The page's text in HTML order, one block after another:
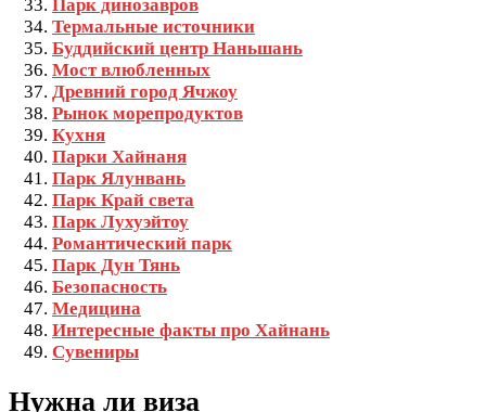
Парк динозавров
Термальные источники
Буддийский центр Наньшань
Мост влюбленных
Древний город Ячжоу
Рынок морепродуктов
Кухня
Парки Хайнаня
Парк Ялунвань
Парк Край света
Парк Лухуэйтоу
Романтический парк
Парк Дун Тянь
Безопасность
Медицина
Интересные факты про Хайнань
Сувениры
Нужна ли виза